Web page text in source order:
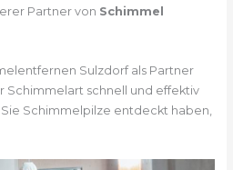
Partner von Schimmel
Sulzdorf als Partner
Schimmelart schnell und effektiv
Schimmelpilze entdeckt haben,